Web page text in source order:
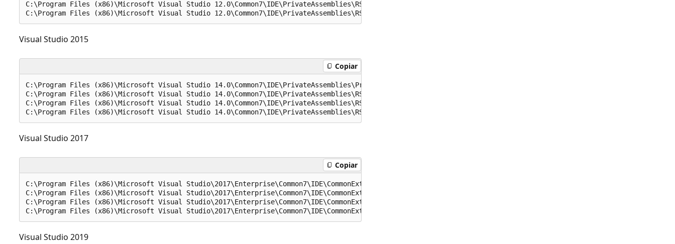
C:\Program Files (x86)\Microsoft Visual Studio 12.0\Common7\IDE\PrivateAssemblies\RSReportDesigner.config
Visual Studio 2015
Copiar
C:\Program Files (x86)\Microsoft Visual Studio 14.0\Common7\IDE\PrivateAssemblies\PreviewProcessingService.exe.config
C:\Program Files (x86)\Microsoft Visual Studio 14.0\Common7\IDE\PrivateAssemblies\RSPreviewPolicy.config
C:\Program Files (x86)\Microsoft Visual Studio 14.0\Common7\IDE\PrivateAssemblies\RSReportDesigner.config
Visual Studio 2017
Copiar
C:\Program Files (x86)\Microsoft Visual Studio\2017\Enterprise\Common7\IDE\CommonExtensions\Microsoft\SSRS\PreviewProcessingService.exe.config
C:\Program Files (x86)\Microsoft Visual Studio\2017\Enterprise\Common7\IDE\CommonExtensions\Microsoft\SSRS\RSPreviewPolicy.config
C:\Program Files (x86)\Microsoft Visual Studio\2017\Enterprise\Common7\IDE\CommonExtensions\Microsoft\SSRS\RSReportDesigner.config
Visual Studio 2019